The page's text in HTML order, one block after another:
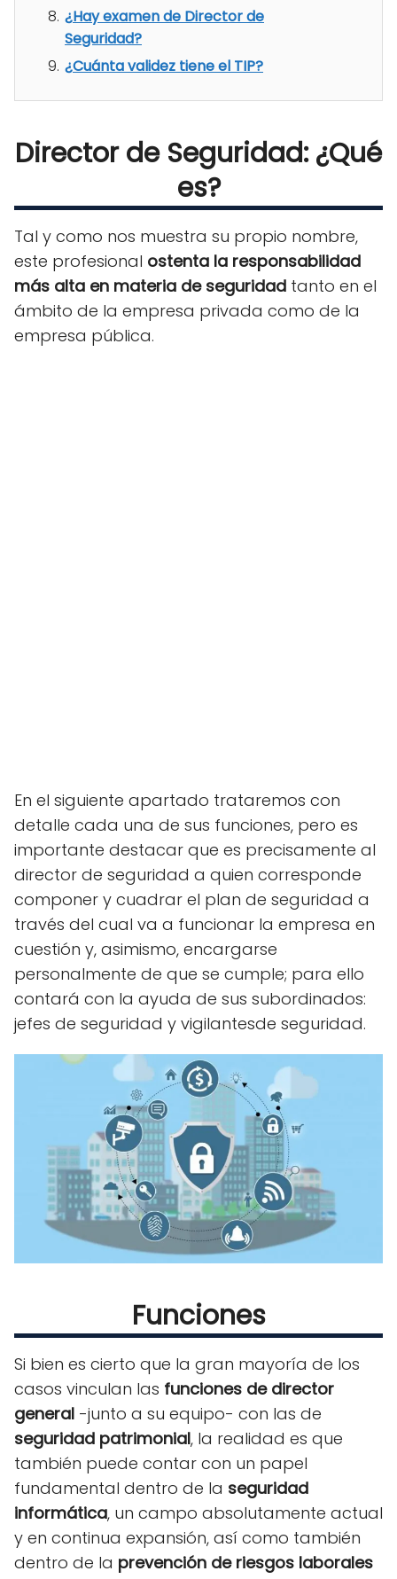
¿Hay examen de Director de
Seguridad?
¿Cuánta validez tiene el TIP?
Director de Seguridad: ¿Qué
es?
Tal y como nos muestra su propio nombre,
este profesional ostenta la responsabilidad
más alta en materia de seguridad tanto en el
ámbito de la empresa privada como de la
empresa pública.
En el siguiente apartado trataremos con
detalle cada una de sus funciones, pero es
importante destacar que es precisamente al
director de seguridad a quien corresponde
componer y cuadrar el plan de seguridad a
través del cual va a funcionar la empresa en
cuestión y, asimismo, encargarse
personalmente de que se cumple; para ello
contará con la ayuda de sus subordinados:
jefes de seguridad y vigilantesde seguridad.
Funciones
Si bien es cierto que la gran mayoría de los
casos vinculan las funciones de director
general -junto a su equipo- con las de
seguridad patrimonial, la realidad es que
también puede contar con un papel
fundamental dentro de la seguridad
informática, un campo absolutamente actual
y en continua expansión, así como también
dentro de la prevención de riesgos laborales